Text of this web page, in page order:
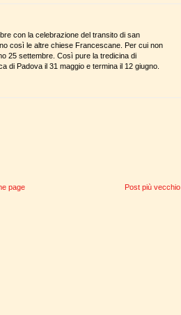
con la celebrazione del transito di san
così le altre chiese Francescane. Per cui non
25 settembre. Così pure la tredicina di
di Padova il 31 maggio e termina il 12 giugno.
Post più vecchio
page